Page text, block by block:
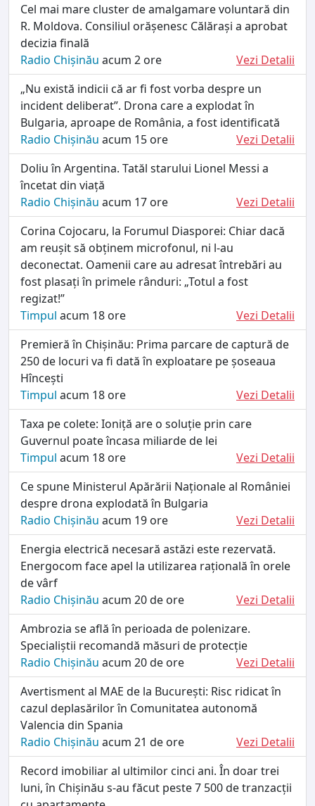
Cel mai mare cluster de amalgamare voluntară din
R. Moldova. Consiliul orășenesc Călărași a aprobat
decizia finală
Radio Chișinău acum 2 ore
Vezi Detalii
„Nu există indicii că ar fi fost vorba despre un
incident deliberat”. Drona care a explodat în
Bulgaria, aproape de România, a fost identificată
Radio Chișinău acum 15 ore
Vezi Detalii
Doliu în Argentina. Tatăl starului Lionel Messi a
încetat din viață
Radio Chișinău acum 17 ore
Vezi Detalii
Corina Cojocaru, la Forumul Diasporei: Chiar dacă
am reușit să obținem microfonul, ni l-au
deconectat. Oamenii care au adresat întrebări au
fost plasați în primele rânduri: „Totul a fost
regizat!”
Timpul acum 18 ore
Vezi Detalii
Premieră în Chișinău: Prima parcare de captură de
250 de locuri va fi dată în exploatare pe șoseaua
Hîncești
Timpul acum 18 ore
Vezi Detalii
Taxa pe colete: Ioniță are o soluție prin care
Guvernul poate încasa miliarde de lei
Timpul acum 18 ore
Vezi Detalii
Ce spune Ministerul Apărării Naționale al României
despre drona explodată în Bulgaria
Radio Chișinău acum 19 ore
Vezi Detalii
Energia electrică necesară astăzi este rezervată.
Energocom face apel la utilizarea rațională în orele
de vârf
Radio Chișinău acum 20 de ore
Vezi Detalii
Ambrozia se află în perioada de polenizare.
Specialiștii recomandă măsuri de protecție
Radio Chișinău acum 20 de ore
Vezi Detalii
Avertisment al MAE de la București: Risc ridicat în
cazul deplasărilor în Comunitatea autonomă
Valencia din Spania
Radio Chișinău acum 21 de ore
Vezi Detalii
Record imobiliar al ultimilor cinci ani. În doar trei
luni, în Chișinău s-au făcut peste 7 500 de tranzacții